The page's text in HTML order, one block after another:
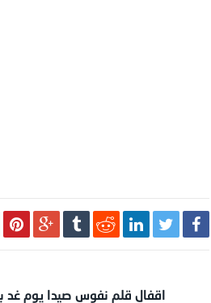
اقفال قلم نفوس صيدا يوم غد